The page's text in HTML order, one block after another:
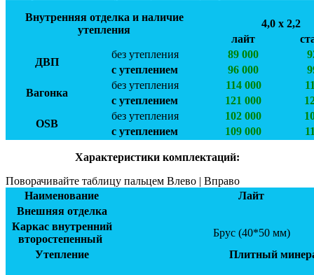
Внутренняя отделка и наличие
утепления
4,0 х 2,2
лайт
ДВП
без утепления 89 000
с утеплением
96 000
Вагонка
без утепления 114 000
с утеплением
121 000
OSB
без утепления 102 000
с утеплением
109 000
Характеристики комплектаций:
Поворачивайте таблицу пальцем Влево | Вправо
Наименование
Лайт
Внешняя отделка
Каркас внутренний
второстепенный
Брус (40*50 мм)
Утепление
Плитный